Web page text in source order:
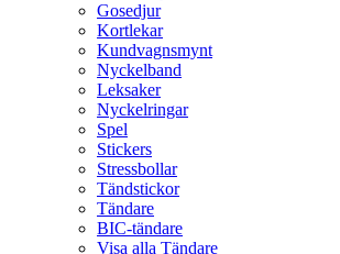
Gosedjur
Kortlekar
Kundvagnsmynt
Nyckelband
Leksaker
Nyckelringar
Spel
Stickers
Stressbollar
Tändstickor
Tändare
BIC-tändare
Visa alla Tändare